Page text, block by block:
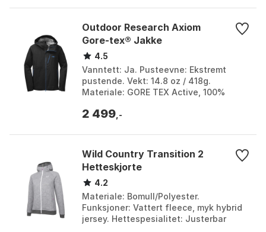
Outdoor Research Axiom
Gore-tex® Jakke
4.5
Vanntett: Ja. Pusteevne: Ekstremt
pustende. Vekt: 14.8 oz / 418g.
Materiale: GORE TEX Active, 100%
Farge: Black / tahoe. Stø...
2 499 ,-
Wild Country Transition 2
Hetteskjorte
4.2
Materiale: Bomull/Polyester.
Funksjoner: Vattert fleece, myk hybrid
jersey. Hettespesialitet: Justerbar